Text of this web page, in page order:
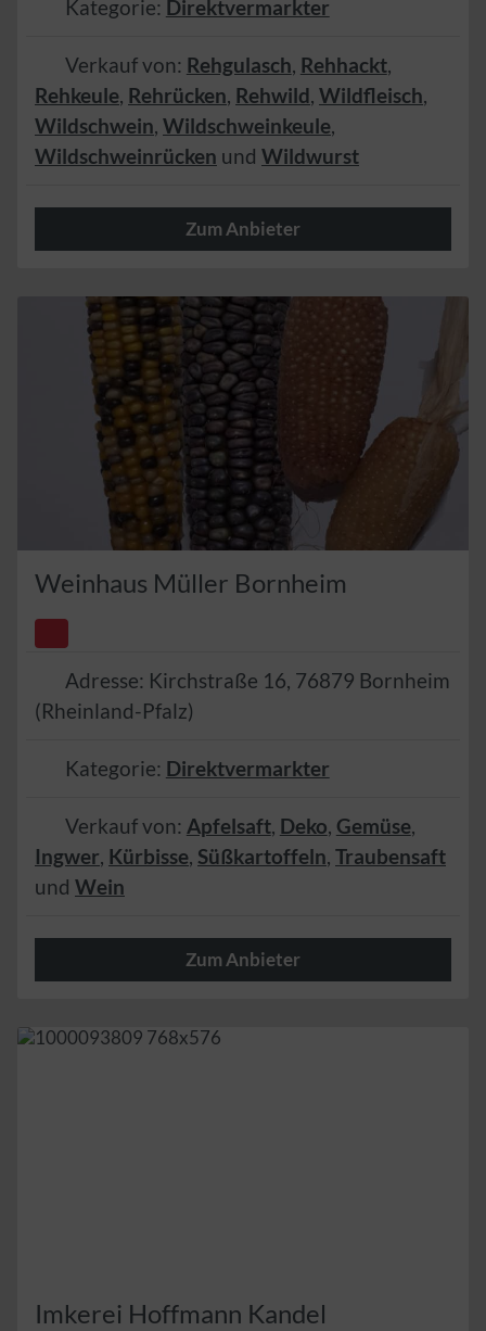
Kategorie: Direktvermarkter
Verkauf von: Rehgulasch, Rehhackt,
Rehkeule, Rehrücken, Rehwild, Wildfleisch,
Wildschwein, Wildschweinkeule,
Wildschweinrücken und Wildwurst
Zum Anbieter
Weinhaus Müller Bornheim
Adresse: Kirchstraße 16, 76879 Bornheim
(Rheinland-Pfalz)
Kategorie: Direktvermarkter
Verkauf von: Apfelsaft, Deko, Gemüse,
Ingwer, Kürbisse, Süßkartoffeln, Traubensaft
und Wein
Zum Anbieter
Imkerei Hoffmann Kandel